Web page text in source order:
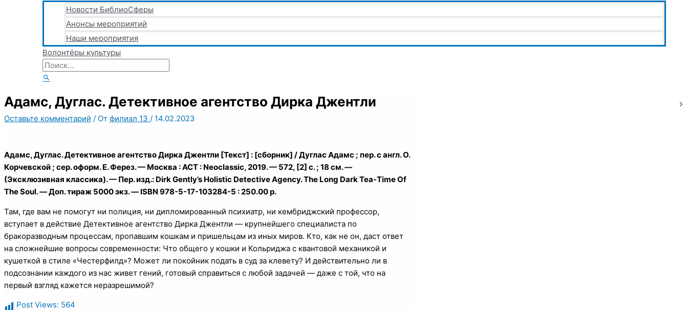
Новости БиблиоСферы
Анонсы мероприятий
Наши мероприятия
Волонтёры культуры
Адамс, Дуглас. Детективное агентство Дирка Джентли
Оставьте комментарий / От филиал 13 / 14.02.2023
Адамс, Дуглас. Детективное агентство Дирка Джентли [Текст] : [сборник] / Дуглас Адамс ; пер. с англ. О.
Корчевской ; сер. оформ. Е. Ферез. — Москва : АСТ : Neoclassic, 2019. — 572, [2] с. ; 18 см. —
(Эксклюзивная классика). — Пер. изд.: Dirk Gently’s Holistic Detective Agency. The Long Dark Tea-Time Of
The Soul. — Доп. тираж 5000 экз. — ISBN 978-5-17-103284-5 : 250.00 р.
Там, где вам не помогут ни полиция, ни дипломированный психиатр, ни кембриджский профессор,
вступает в действие Детективное агентство Дирка Джентли — крупнейшего специалиста по
бракоразводным процессам, пропавшим кошкам и пришельцам из иных миров. Кто, как не он, даст ответ
на сложнейшие вопросы современности: Что общего у кошки и Кольриджа с квантовой механикой и
кушеткой в стиле «Честерфилд»? Может ли покойник подать в суд за клевету? И действительно ли в
подсознании каждого из нас живет гений, готовый справиться с любой задачей — даже с той, что на
первый взгляд кажется неразрешимой?
Post Views: 564